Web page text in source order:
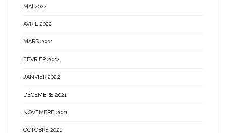
MAI 2022
AVRIL 2022
MARS 2022
FÉVRIER 2022
JANVIER 2022
DÉCEMBRE 2021
NOVEMBRE 2021
OCTOBRE 2021